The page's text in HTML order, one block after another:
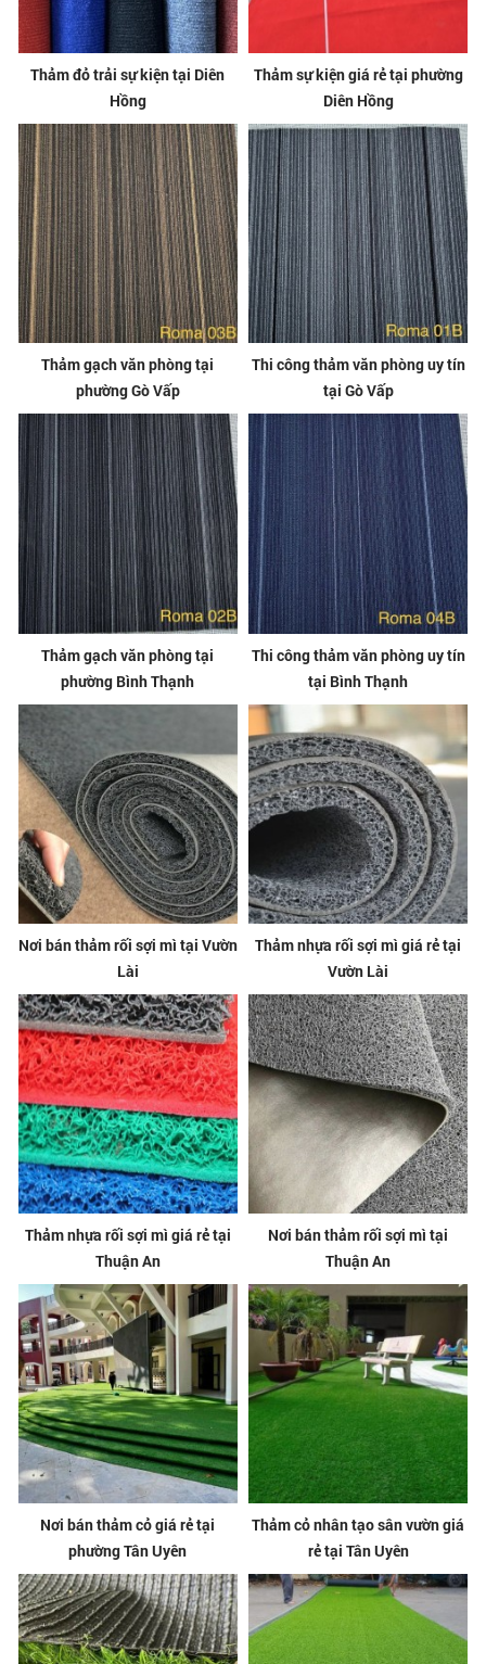
Thảm đỏ trải sự kiện tại Diên
Hồng
Thảm sự kiện giá rẻ tại phường
Diên Hồng
Thảm gạch văn phòng tại
phường Gò Vấp
Thi công thảm văn phòng uy tín
tại Gò Vấp
Thảm gạch văn phòng tại
phường Bình Thạnh
Thi công thảm văn phòng uy tín
tại Bình Thạnh
Nơi bán thảm rối sợi mì tại Vườn
Lài
Thảm nhựa rối sợi mì giá rẻ tại
Vườn Lài
Thảm nhựa rối sợi mì giá rẻ tại
Thuận An
Nơi bán thảm rối sợi mì tại
Thuận An
Nơi bán thảm cỏ giá rẻ tại
phường Tân Uyên
Thảm cỏ nhân tạo sân vườn giá
rẻ tại Tân Uyên